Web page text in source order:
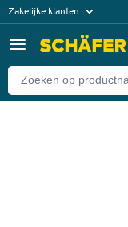
Zakelijke klanten
Particuliere klanten
Terug